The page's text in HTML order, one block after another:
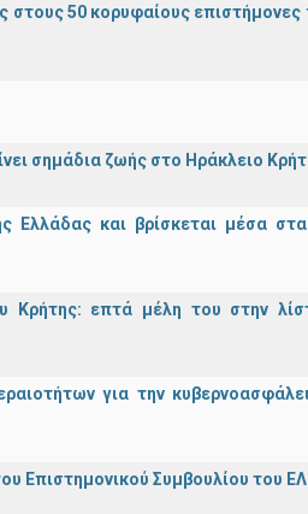
50 κορυφαίους
σημάδια ζωής στο Ηράκλειο
Ελλάδας και βρίσκεται μέσα
Κρήτης: επτά μέλη του στην
για την
Επιστημονικού Συμβουλίου του